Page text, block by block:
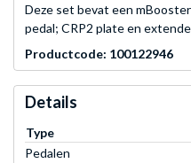
Deze set bevat een
pedal; CRP2 plate en
Productcode: 100122946
Details
Type
Pedalen